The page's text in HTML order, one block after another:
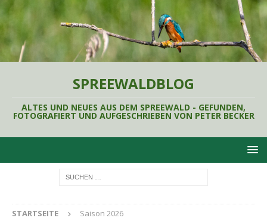
SPREEWALDBLOG
ALTES UND NEUES AUS DEM SPREEWALD - GEFUNDEN,
FOTOGRAFIERT UND AUFGESCHRIEBEN VON PETER BECKER
STARTSEITE Saison 2026